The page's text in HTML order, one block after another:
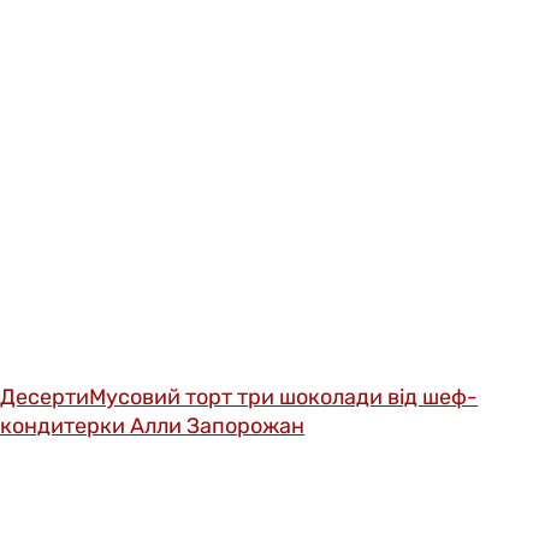
ДесертиМусовий торт три шоколади від шеф-
кондитерки Алли Запорожан